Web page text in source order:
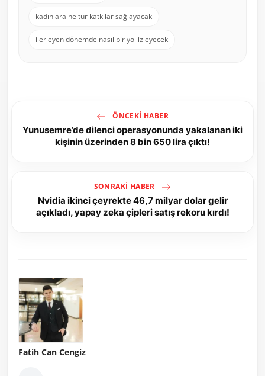
kadınlara ne tür katkılar sağlayacak
ilerleyen dönemde nasıl bir yol izleyecek
ÖNCEKI HABER
Yunusemre’de dilenci operasyonunda yakalanan iki
kişinin üzerinden 8 bin 650 lira çıktı!
SONRAKI HABER
Nvidia ikinci çeyrekte 46,7 milyar dolar gelir
açıkladı, yapay zeka çipleri satış rekoru kırdı!
Fatih Can Cengiz